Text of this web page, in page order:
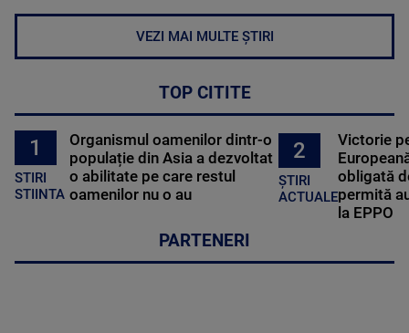
VEZI MAI MULTE ȘTIRI
TOP CITITE
1
STIRI
STIINTA
Organismul oamenilor dintr-o
populație din Asia a dezvoltat
o abilitate pe care restul
oamenilor nu o au
2
ȘTIRI
ACTUALE
Victorie
obligată
permită
la EPPO
PARTENERI